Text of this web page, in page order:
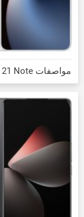
مواصفات Meizu 21 Note